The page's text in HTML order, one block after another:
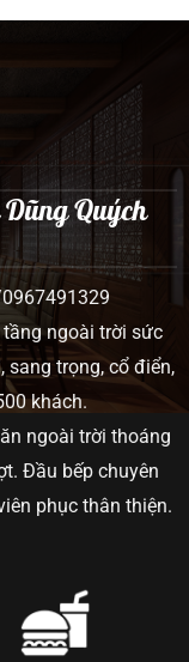
Quých
tầng ngoài trời sức
trọng, cổ điển,
khách.
ngoài trời thoáng
Đầu bếp chuyên
phục thân thiện.